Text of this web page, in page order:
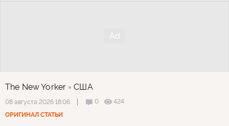
The New Yorker США
08 августа 2026 18:06 0
424
ОРИГИНАЛ СТАТЬИ